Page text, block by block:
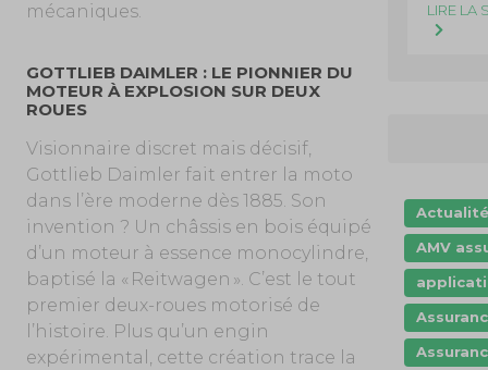
mécaniques.
GOTTLIEB DAIMLER : LE PIONNIER DU
MOTEUR À EXPLOSION SUR DEUX
ROUES
Visionnaire discret mais décisif,
Gottlieb Daimler fait entrer la moto
dans l’ère moderne dès 1885. Son
invention ? Un châssis en bois équipé
d’un moteur à essence monocylindre,
baptisé la « Reitwagen ». C’est le tout
premier deux-roues motorisé de
l’histoire. Plus qu’un engin
expérimental, cette création trace la
LIRE LA
AMV